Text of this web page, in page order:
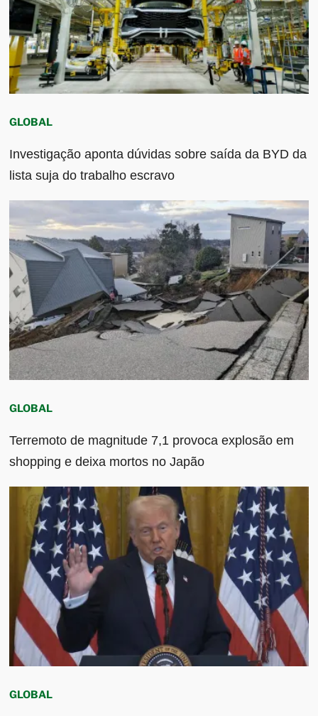
GLOBAL
Investigação aponta dúvidas sobre saída da BYD da
lista suja do trabalho escravo
GLOBAL
Terremoto de magnitude 7,1 provoca explosão em
shopping e deixa mortos no Japão
GLOBAL